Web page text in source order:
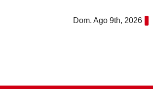
Dom. Ago 9th, 2026